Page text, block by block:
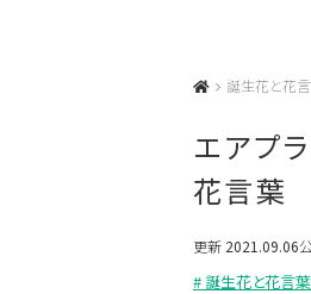
誕生花と花
エアプ
花言葉
更新 2021.09.06
# 誕生花と花言葉